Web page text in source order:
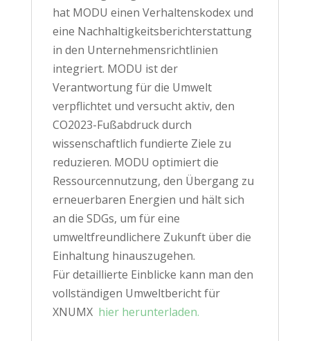
hat MODU einen Verhaltenskodex und
eine Nachhaltigkeitsberichterstattung
in den Unternehmensrichtlinien
integriert. MODU ist der
Verantwortung für die Umwelt
verpflichtet und versucht aktiv, den
CO2023-Fußabdruck durch
wissenschaftlich fundierte Ziele zu
reduzieren. MODU optimiert die
Ressourcennutzung, den Übergang zu
erneuerbaren Energien und hält sich
an die SDGs, um für eine
umweltfreundlichere Zukunft über die
Einhaltung hinauszugehen.
Für detaillierte Einblicke kann man den
vollständigen Umweltbericht für
XNUMX hier herunterladen.